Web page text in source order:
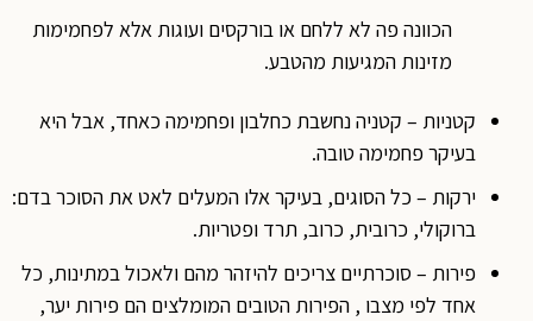
הכוונה פה לא ללחם או בורקסים ועוגות אלא לפחמימות
מזינות המגיעות מהטבע.
קטניות – קטניה נחשבת כחלבון ופחמימה כאחד, אבל היא
בעיקר פחמימה טובה.
ירקות – כל הסוגים, בעיקר אלו המעלים לאט את הסוכר בדם:
ברוקולי, כרובית, כרוב, תרד ופטריות.
פירות – סוכרתיים צריכים להיזהר מהם ולאכול במתינות, כל
אחד לפי מצבו , הפירות הטובים המומלצים הם פירות יער,